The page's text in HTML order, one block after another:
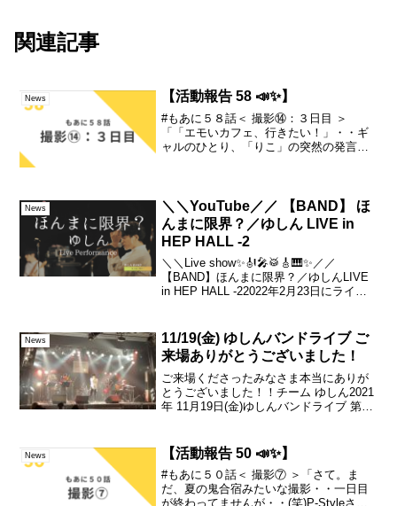
関連記事
News 【活動報告 58 📣✨】
#もあに５８話＜ 撮影⑭：３日目 ＞
「「エモいカフェ、行きたい！」・・ギ
ャルのひとり、「りこ」の突然の発言か
育館であぐらかいてる子で...
News
＼＼YouTube／／ 【BAND】 ほ
んまに限界？／ゆしん LIVE in
HEP HALL -2
＼＼Live show✨🎻🎤🥁🎸🎹✨／／
【BAND】ほんまに限界？／ゆしんLIVE
in HEP HALL -22022年2月23日にライブ
ゆしんNext✍️...
News
11/19(金) ゆしんバンドライブ ご
来場ありがとうございました！
ご来場くださったみなさま本当にありが
とうございました！！チーム ゆしん2021
年 11月19日(金)ゆしんバンドライブ 第4
つ～3.言う4.愛の狩場...
News 【活動報告 50 📣✨】
#もあに５０話＜ 撮影⑦ ＞「さて。ま
だ、夏の鬼合宿みたいな撮影・・一日目
が終わってませんが・・(笑)P-Styleさん